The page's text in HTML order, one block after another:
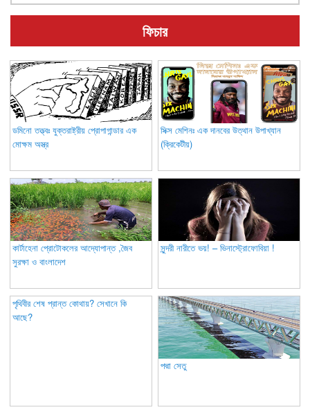
ফিচার
ডমিনো তত্ত্বঃ যুক্তরাষ্ট্রীয় প্রোপাগান্ডার এক
মোক্ষম অস্ত্র
সিক্স মেশিনঃ এক দানবের উত্থান উপাখ্যান
(ক্রিকেটীয়)
কার্টাহেনা প্রোটোকলের আদ্যোপান্ত ,জৈব
সুরক্ষা ও বাংলাদেশ
সুন্দরী নারীতে ভয়! – ভিনাস্ট্রোফোবিয়া !
পৃথিবীর শেষ প্রান্ত কোথায়? সেখানে কি
আছে?
পদ্মা সেতু